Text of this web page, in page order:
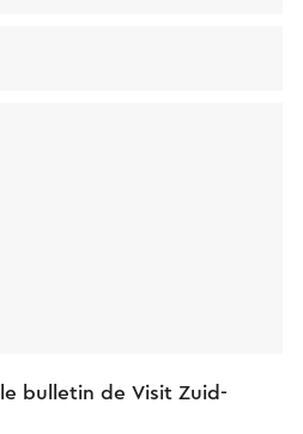
bulletin de Visit Zuid-